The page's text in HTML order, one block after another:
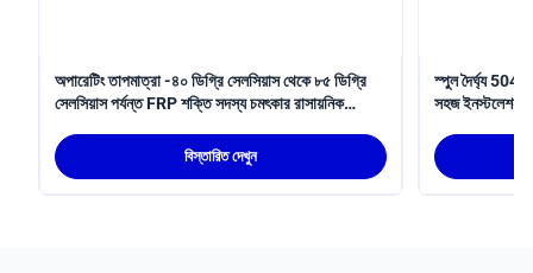
অপারেটিং তাপমাত্রা -৪০ ডিগ্রি সেলসিয়াস থেকে ৮৫ ডিগ্রি
সেলসিয়াস পর্যন্ত FRP শক্তি সদস্য চমৎকার রাসায়নিক
প্রসারনযোগ্যতা নিশ্চিত করে যা তারের শক্তি বৃদ্ধি করে
বিস্তারিত দেখুন
স্পুল দৈর্ঘ্য
সহজ ইনস্টলেশন